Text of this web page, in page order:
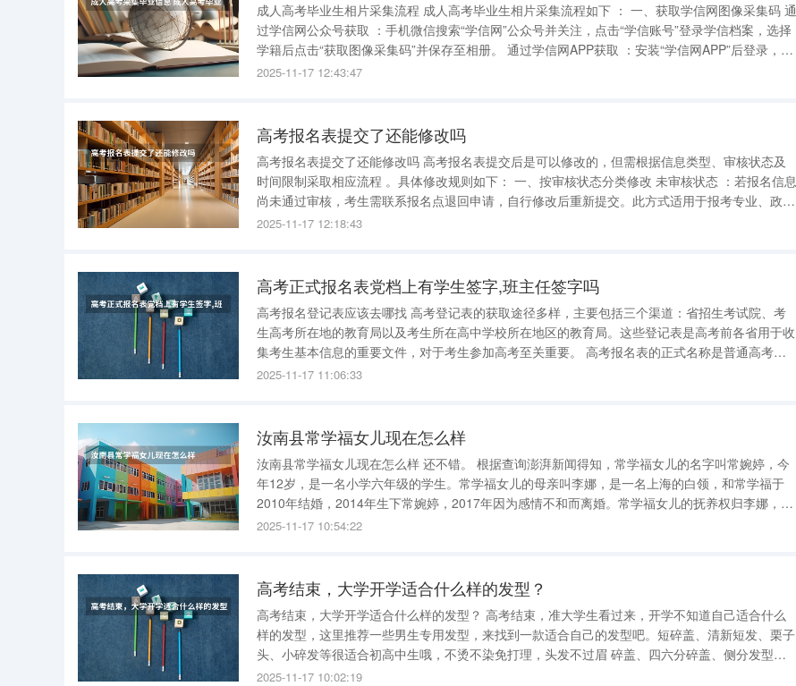
成人高考毕业生相片采集流程 成人高考毕业生相片采集流程如下 ： 一、获取学信网图像采集码 通
过学信网公众号获取 ：手机微信搜索“学信网”公众号并关注，点击“学信账号”登录学信档案，选择
学籍后点击“获取图像采集码”并保存至相册。 通过学信网APP获取 ：安装“学信网APP”后登录，进
2025-11-17 12:43:47
高考报名表提交了还能修改吗
高考报名表提交了还能修改吗 高考报名表提交后是可以修改的，但需根据信息类型、审核状态及
时间限制采取相应流程 。具体修改规则如下： 一、按审核状态分类修改 未审核状态 ：若报名信息
尚未通过审核，考生需联系报名点退回申请，自行修改后重新提交。此方式适用于报考专业、政治
面貌等非关键信息。 已审核状态 ：若信息已通过审核，需通过系统提交“修改申请”，等待重新审
2025-11-17 12:18:43
高考正式报名表党档上有学生签字,班主任签字吗
高考报名登记表应该去哪找 高考登记表的获取途径多样，主要包括三个渠道：省招生考试院、考
生高考所在地的教育局以及考生所在高中学校所在地区的教育局。这些登记表是高考前各省用于收
集考生基本信息的重要文件，对于考生参加高考至关重要。 高考报名表的正式名称是普通高考报
名表，它是各省在高考前用于收集考生基本信息的文件。考生需要完成信息采集这一重要步骤，才
2025-11-17 11:06:33
汝南县常学福女儿现在怎么样
汝南县常学福女儿现在怎么样 还不错。 根据查询澎湃新闻得知，常学福女儿的名字叫常婉婷，今
年12岁，是一名小学六年级的学生。常学福女儿的母亲叫李娜，是一名上海的白领，和常学福于
2010年结婚，2014年生下常婉婷，2017年因为感情不和而离婚。常学福女儿的抚养权归李娜，常
婉婷一直跟着母亲生活在上海，偶尔会去汝南县看望爷爷奶奶。常学福女儿的学习成绩很好，也很
2025-11-17 10:54:22
高考结束，大学开学适合什么样的发型？
高考结束，大学开学适合什么样的发型？ 高考结束，准大学生看过来，开学不知道自己适合什么
样的发型，这里推荐一些男生专用发型，来找到一款适合自己的发型吧。短碎盖、清新短发、栗子
头、小碎发等很适合初高中生哦，不烫不染免打理，头发不过眉 碎盖、四六分碎盖、侧分发型、
心形刘海，括号刘海刚刚进入大学的可以留起来拉，迎接新的校园生活吧 1、小碎盖 2、栗子头
2025-11-17 10:02:19